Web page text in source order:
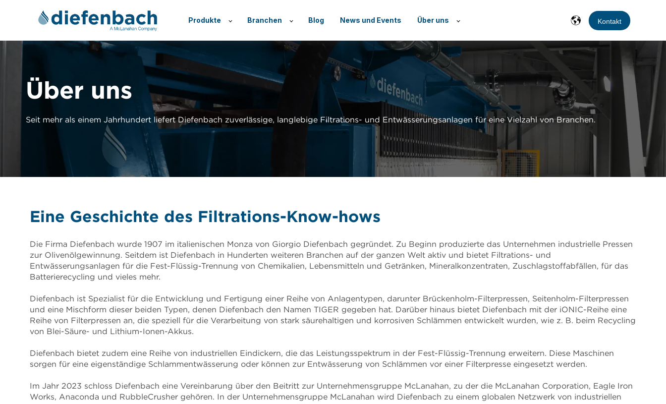
Produkte Branchen Blog News und Events Über uns Kontakt
Über uns
Seit mehr als einem Jahrhundert liefert Diefenbach zuverlässige, langlebige Filtrations- und Entwässerungsanlagen für eine Vielzahl von Branchen.
Eine Geschichte des Filtrations-Know-hows
Die Firma Diefenbach wurde 1907 im italienischen Monza von Giorgio Diefenbach gegründet. Zu Beginn produzierte das Unternehmen industrielle Pressen
zur Olivenölgewinnung. Seitdem ist Diefenbach in Hunderten weiteren Branchen auf der ganzen Welt aktiv und bietet Filtrations- und
Entwässerungsanlagen für die Fest-Flüssig-Trennung von Chemikalien, Lebensmitteln und Getränken, Mineralkonzentraten, Zuschlagstoffabfällen, für das
Batterierecycling und vieles mehr.
Diefenbach ist Spezialist für die Entwicklung und Fertigung einer Reihe von Anlagentypen, darunter Brückenholm-Filterpressen, Seitenholm-Filterpressen
und eine Mischform dieser beiden Typen, denen Diefenbach den Namen TIGER gegeben hat. Darüber hinaus bietet Diefenbach mit der iONIC-Reihe eine
Reihe von Filterpressen an, die speziell für die Verarbeitung von stark säurehaltigen und korrosiven Schlämmen entwickelt wurden, wie z. B. beim Recycling
von Blei-Säure- und Lithium-Ionen-Akkus.
Diefenbach bietet zudem eine Reihe von industriellen Eindickern, die das Leistungsspektrum in der Fest-Flüssig-Trennung erweitern. Diese Maschinen
sorgen für eine eigenständige Schlammentwässerung oder können zur Entwässerung von Schlämmen vor einer Filterpresse eingesetzt werden.
Im Jahr 2023 schloss Diefenbach eine Vereinbarung über den Beitritt zur Unternehmensgruppe McLanahan, zu der die McLanahan Corporation, Eagle Iron
Works, Anaconda und RubbleCrusher gehören. In der Unternehmensgruppe McLanahan wird Diefenbach zu einem globalen Netzwerk von industriellen